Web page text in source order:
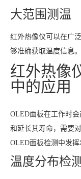
大范围测温
红外热像仪可以在广
够准确获取温度信息。
红外热像
中的应用
OLED面板在工作时
和延长其寿命，需要
OLED面板检测中发挥
温度分布检测